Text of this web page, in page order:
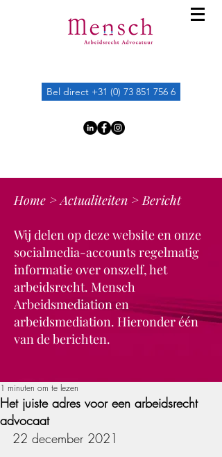
Bel direct +31 (0) 73 851 756 6
Home >Actualiteiten > Bericht
Wij delen op deze website en onze
socialmedia-accounts regelmatig
informatie over onszelf, het
arbeidsrecht. Mensch
Arbeidsmediation en
arbeidsmediation. Hieronder één
van de berichten.
Het juiste adres voor een arbeidsrecht
advocaat
1 minuten om te lezen
22 december 2021